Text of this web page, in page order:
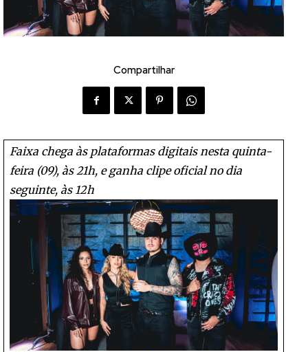
Compartilhar
Faixa chega às plataformas digitais nesta quinta-
feira (09), às 21h, e ganha clipe oficial no dia
seguinte, às 12h